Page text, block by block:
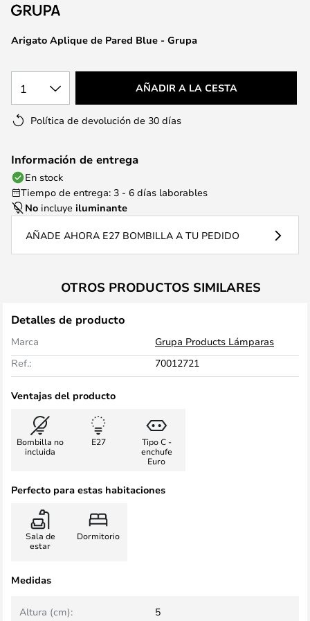
deArigato Aplique de Pared Blue - Grupa
1 AÑADIR A LA CESTA
Política de devolución de 30 días
Información de entrega
En stock
Tiempo de entrega: 3 - 6 días laborables
No incluye iluminante
AÑADE AHORA E27 BOMBILLA A TU PEDIDO
OTROS PRODUCTOS SIMILARES
Detalles de producto
Marca
Grupa Products Lámparas
Ref.:
70012721
Ventajas del producto
Bombilla no
incluida
E27
Tipo C -
enchufe
Euro
Perfecto para estas habitaciones
Sala de
estar
Dormitorio
Medidas
Altura (cm): 5